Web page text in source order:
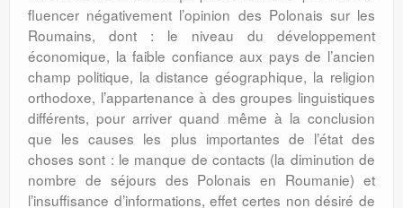
fluen­cer négativement l’opinion des Polo­nais sur les
Roumains, dont : le niveau du développement
économique, la faible con­fiance aux pays de l’ancien
champ politique, la distance géographique, la religion
ortho­doxe, l’appartenance à des groupes linguis­tiques
différents, pour arriver quand même à la conclusion
que les causes les plus importantes de l’état des
choses sont : le manque de contacts (la diminution de
nombre de séjours des Polonais en Rou­manie) et
l’insuffisance d’informations, effet certes non désiré de